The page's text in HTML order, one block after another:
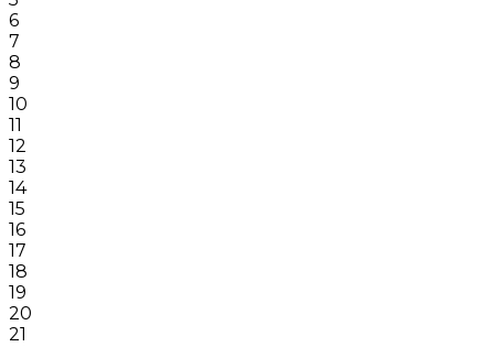
6
7
8
9
10
11
12
13
14
15
16
17
18
19
20
21